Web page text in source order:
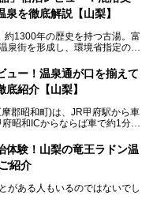
を徹底解説【山梨】
約1300年の歴史を持つ古湯。富
泉街を形成し、環境省指定の国
戦国時代に武田信玄公も療養
最大の特徴は、令和の現代にお
若男女の分け隔て一切無く温泉
泉舘」では本来あるべき混浴
すべきでしょう。
ある「かくし湯大岩風呂」をは
泉」を中心に「古湯坊 源泉
。
ュー！温泉通が口を揃えて
紹介【山梨】
摩郡昭和町)は、JR甲府駅から車
昭和ICからならば車で約1分の
から宿泊可能です。
のもの”でしょう。自家源泉を
実にサッパリ爽快。日帰り入浴
泉ファンがこの温泉を求めて
体験！山梨の竜王ラドン温
紹介
がある人もいるのではないでし